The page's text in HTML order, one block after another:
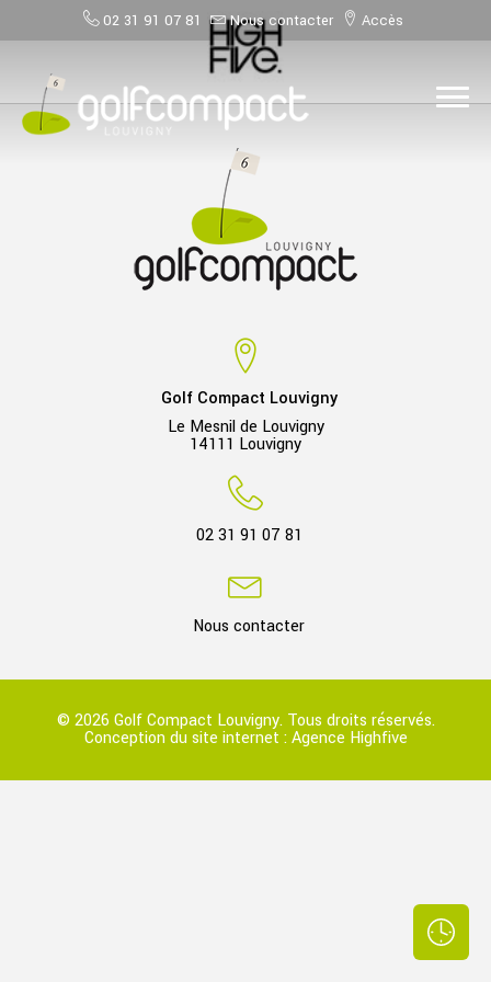
02 31 91 07 81 Nous contacter Accès
Golf Compact Louvigny
Le Mesnil de Louvigny
14111 Louvigny
02 31 91 07 81
Nous contacter
© 2026 Golf Compact Louvigny. Tous droits réservés.
Conception du site internet :Agence Highfive